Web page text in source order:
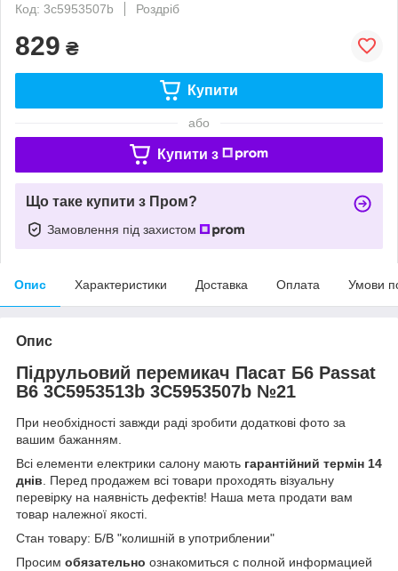
Код: 3c5953507b
Роздріб
829 ₴
Купити
або
Купити з
Що таке купити з Пром?
Замовлення під захистом
Опис Характеристики Доставка Оплата Умови
Опис
Підрульовий перемикач Пасат Б6 Passat
B6 3C5953513b 3C5953507b №21
При необхідності завжди раді зробити додаткові фото за
вашим бажанням.
Всі елементи електрики салону мають гарантійний термін 14
днів. Перед продажем всі товари проходять візуальну
перевірку на наявність дефектів! Наша мета продати вам
товар належної якості.
Стан товару: Б/В "колишній в употриблении"
Просим обязательно ознакомиться с полной информацией